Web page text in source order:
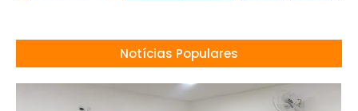
Notícias Populares